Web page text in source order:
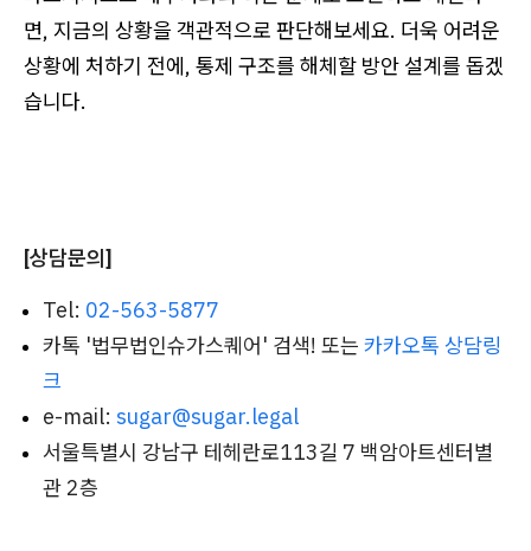
면, 지금의 상황을 객관적으로 판단해보세요. 더욱 어려운
상황에 처하기 전에, 통제 구조를 해체할 방안 설계를 돕겠
습니다.
[상담문의]
Tel: 02-563-5877
카톡 '법무법인슈가스퀘어' 검색! 또는 카카오톡 상담링
크
e-mail: sugar@sugar.legal
서울특별시 강남구 테헤란로113길 7 백암아트센터별
관 2층